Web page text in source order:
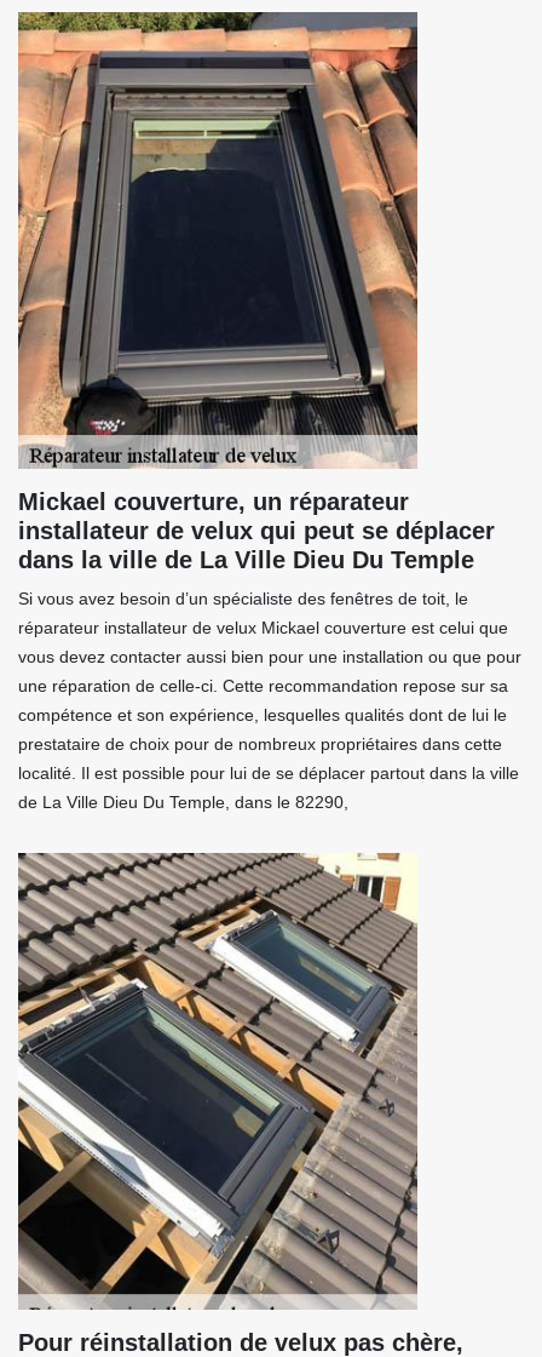
Mickael couverture, un réparateur
installateur de velux qui peut se déplacer
dans la ville de La Ville Dieu Du Temple
Si vous avez besoin d’un spécialiste des fenêtres de toit, le
réparateur installateur de velux Mickael couverture est celui que
vous devez contacter aussi bien pour une installation ou que pour
une réparation de celle-ci. Cette recommandation repose sur sa
compétence et son expérience, lesquelles qualités dont de lui le
prestataire de choix pour de nombreux propriétaires dans cette
localité. Il est possible pour lui de se déplacer partout dans la ville
de La Ville Dieu Du Temple, dans le 82290,
Pour réinstallation de velux pas chère,